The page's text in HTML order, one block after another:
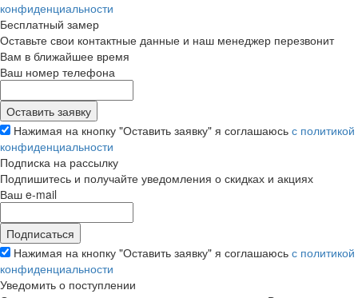
конфиденциальности
Бесплатный замер
Оставьте свои контактные данные и наш менеджер перезвонит
Вам в ближайшее время
Ваш номер телефона
Нажимая на кнопку "Оставить заявку" я соглашаюсь с политикой
конфиденциальности
Подписка на рассылку
Подпишитесь и получайте уведомления о скидках и акциях
Ваш e-mail
Нажимая на кнопку "Оставить заявку" я соглашаюсь с политикой
конфиденциальности
Уведомить о поступлении